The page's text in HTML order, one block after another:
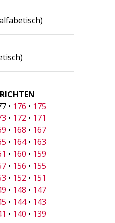
• 176 • 175
• 172 • 171
• 168 • 167
• 164• 163
• 160 • 159
• 156 • 155
• 152 • 151
• 148 • 147
• 144• 143
• 140 • 139